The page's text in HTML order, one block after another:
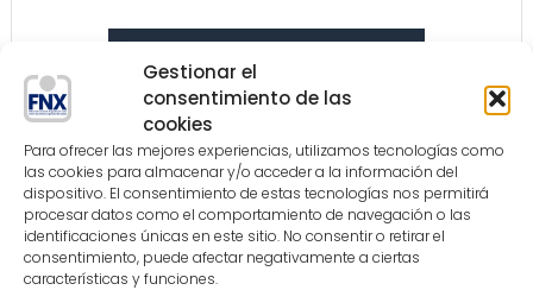
Gestionar el
consentimiento de las
cookies
Para ofrecer las mejores experiencias, utilizamos tecnologías como
las cookies para almacenar y/o acceder a la información del
dispositivo. El consentimiento de estas tecnologías nos permitirá
procesar datos como el comportamiento de navegación o las
identificaciones únicas en este sitio. No consentir o retirar el
consentimiento, puede afectar negativamente a ciertas
características y funciones.